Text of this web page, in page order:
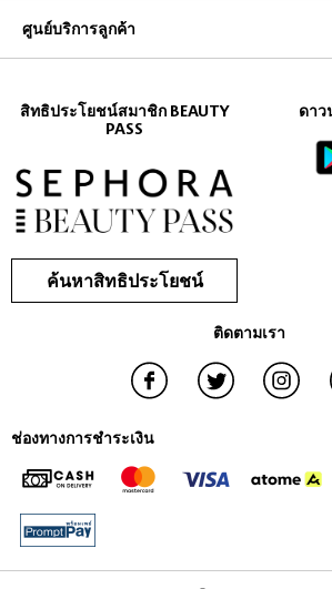
นวัตกรรมผสมผสานคอลลาเจนและเปปไทด์ในหนึ่ง
รอย และช่วยให้ผิวหน้าเนียนกระจ่างใส กระชับขึ้น
ด้วยสารสกัดจากคาโมมายล์และแตงกวา จึงอ่อนโย
ได้เลยว่าจะไม่ทำใหผิวเกิดการระคายเคืองหรืออาก
ศูนย์บริการลูกค้า
สิทธิประโยชน์สมาชิก BEAUTY
PASS
ค้นหาสิทธิประโยชน์
ดาว
ติดตามเรา
ช่องทางการชำระเงิน